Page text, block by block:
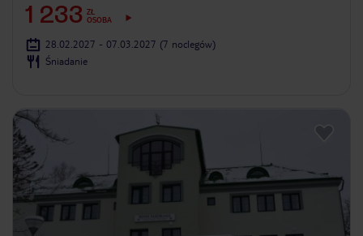
1 233 ZŁ
OSOBA
28.02.2027 - 07.03.2027 (7 noclegów)
Śniadanie